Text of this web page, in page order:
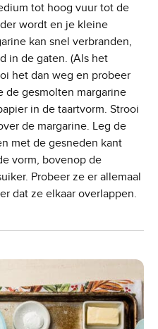
tot hoog vuur tot de
wordt en je kleine
kan snel verbranden,
in de gaten. (Als het
het dan weg en probeer
de gesmolten margarine
in de taartvorm. Strooi
de margarine. Leg de
met de gesneden kant
vorm, bovenop de
Probeer ze er allemaal
dat ze elkaar overlappen.